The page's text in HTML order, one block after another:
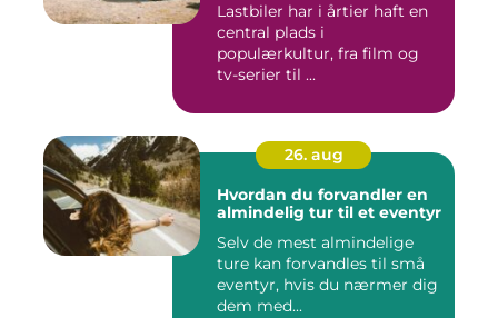
Lastbiler har i årtier haft en
central plads i
populærkultur, fra film og
tv-serier til ...
26. aug
Hvordan du forvandler en
almindelig tur til et eventyr
Selv de mest almindelige
ture kan forvandles til små
eventyr, hvis du nærmer dig
dem med...